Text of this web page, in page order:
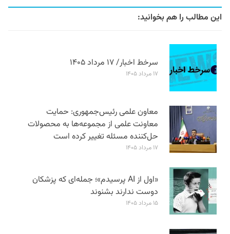
این مطالب را هم بخوانید:
سرخط اخبار/ ۱۷ مرداد ۱۴۰۵
۱۷ مرداد ۱۴۰۵
معاون علمی رئیس‌جمهوری: حمایت
معاونت علمی از مجموعه‌ها به محصولات
حل‌کننده مسئله تغییر کرده است
۱۷ مرداد ۱۴۰۵
«اول از AI پرسیدم»؛ جمله‌ای که پزشکان
دوست ندارند بشنوند
۱۵ مرداد ۱۴۰۵